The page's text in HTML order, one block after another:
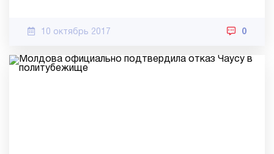
10 октябрь 2017 0